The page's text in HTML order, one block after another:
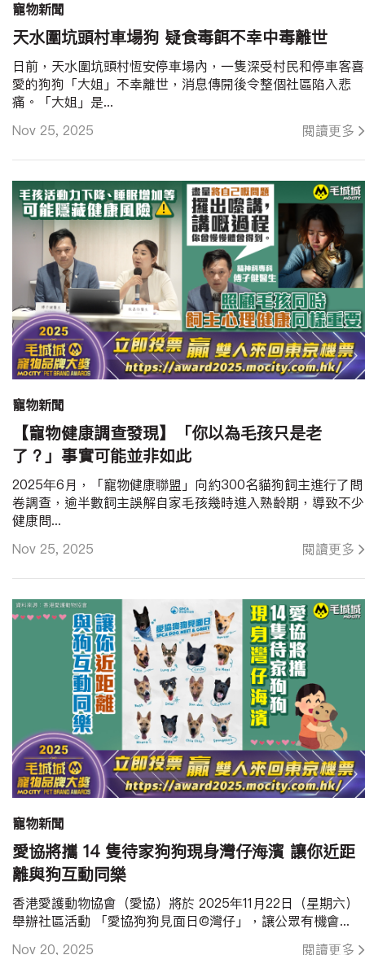
寵物新聞
天水圍坑頭村車場狗 疑食毒餌不幸中毒離世
Nov 25, 2025 閱讀更多
日前，天水圍坑頭村恆安停車場內，一隻深受村民和停車客喜
愛的狗狗「大姐」不幸離世，消息傳開後令整個社區陷入悲
痛。「大姐」是...
寵物新聞
【寵物健康調查發現】「你以為毛孩只是老
了？」事實可能並非如此
Nov 25, 2025 閱讀更多
2025年6月，「寵物健康聯盟」向約300名貓狗飼主進行了問
卷調查，逾半數飼主誤解自家毛孩幾時進入熟齡期，導致不少
健康問...
寵物新聞
愛協將攜 14 隻待家狗狗現身灣仔海濱 讓你近距
離與狗互動同樂
Nov 20, 2025 閱讀更多
香港愛護動物協會（愛協）將於 2025年11月22日（星期六）
舉辦社區活動 「愛協狗狗見面日@灣仔」，讓公眾有機會...